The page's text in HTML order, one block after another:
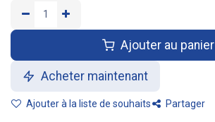
Ajouter au panier
Acheter maintenant
Ajouter à la liste de souhaits Partager